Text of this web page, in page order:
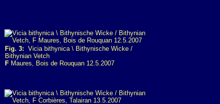
Fig. 3: Vicia bithynica \ Bithynische Wicke /
Bithynian Vetch
F Maures, Bois de Rouquan 12.5.2007